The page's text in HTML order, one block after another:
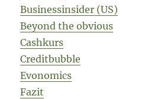
Businessinsider (US)
Beyond the obvious
Cashkurs
Creditbubble
Evonomics
Fazit